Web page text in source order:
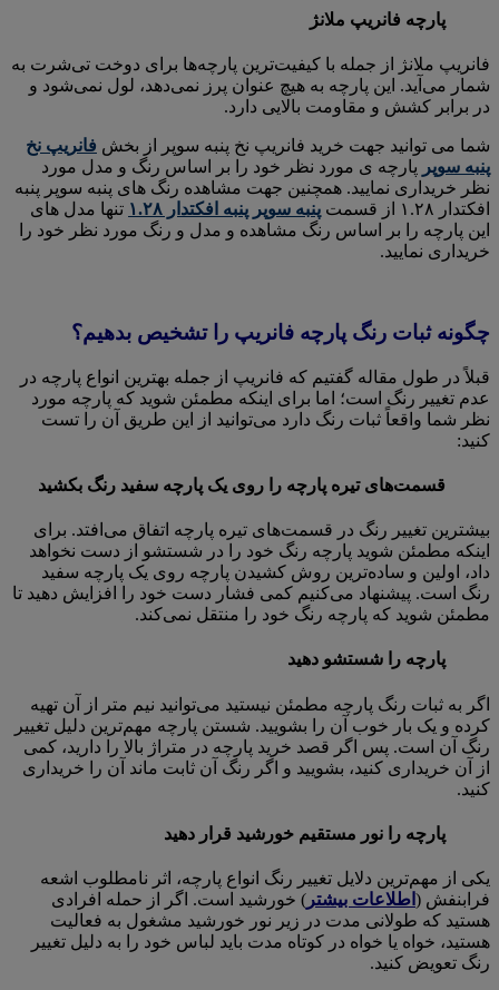
پارچه فانریپ ملانژ
فانریپ ملانژ از جمله با کیفیت‌ترین پارچه‌ها برای دوخت تی‌شرت به
شمار می‌آید. این پارچه به هیچ عنوان پرز نمی‌دهد، لول نمی‌شود و
در برابر کشش و مقاومت بالایی دارد.
شما می توانید جهت خرید فانریپ نخ پنبه سوپر از بخش فانریپ نخ
پنبه سوپر پارچه ی مورد نظر خود را بر اساس رنگ و مدل مورد
نظر خریداری نمایید. همچنین جهت مشاهده رنگ های پنبه سوپر پنبه
افکتدار ۱.۲۸ از قسمت
پنبه سوپر پنبه افکتدار ۱.۲۸
تنها مدل های
این پارچه را بر اساس رنگ مشاهده و مدل و رنگ مورد نظر خود را
خریداری نمایید.
چگونه ثبات رنگ پارچه فانریپ را تشخیص بدهیم؟
قبلاً در طول مقاله گفتیم که فانریپ از جمله بهترین انواع پارچه در
عدم تغییر رنگ است؛ اما برای اینکه مطمئن شوید که پارچه مورد
نظر شما واقعاً ثبات رنگ دارد می‌توانید از این طریق آن را تست
کنید:
قسمت‌های تیره پارچه را روی یک پارچه سفید رنگ بکشید
بیشترین تغییر رنگ در قسمت‌های تیره پارچه اتفاق می‌افتد. برای
اینکه مطمئن شوید پارچه رنگ خود را در شستشو از دست نخواهد
داد، اولین و ساده‌ترین روش کشیدن پارچه روی یک پارچه سفید
رنگ است. پیشنهاد می‌کنیم کمی فشار دست خود را افزایش دهید تا
مطمئن شوید که پارچه رنگ خود را منتقل نمی‌کند.
پارچه را شستشو دهید
اگر به ثبات رنگ پارچه مطمئن نیستید می‌توانید نیم متر از آن تهیه
کرده و یک بار خوب آن را بشویید. شستن پارچه مهم‌ترین دلیل تغییر
رنگ آن است. پس اگر قصد خرید پارچه در متراژ بالا را دارید، کمی
از آن خریداری کنید، بشویید و اگر رنگ آن ثابت ماند آن را خریداری
کنید.
پارچه را نور مستقیم خورشید قرار دهید
یکی از مهم‌ترین دلایل تغییر رنگ انواع پارچه، اثر نامطلوب اشعه
فرابنفش ( اطلاعات بیشتر ) خورشید است. اگر از حمله افرادی
هستید که طولانی مدت در زیر نور خورشید مشغول به فعالیت
هستید، خواه یا خواه در کوتاه مدت باید لباس خود را به دلیل تغییر
رنگ تعویض کنید.